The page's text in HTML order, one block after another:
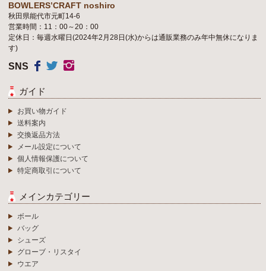
BOWLERS’CRAFT noshiro
秋田県能代市元町14-6
営業時間：11：00～20：00
定休日：毎週水曜日(2024年2月28日(水)からは通販業務のみ年中無休になりま
す)
SNS
ガイド
お買い物ガイド
送料案内
交換返品方法
メール設定について
個人情報保護について
特定商取引について
メインカテゴリー
ボール
バッグ
シューズ
グローブ・リスタイ
ウエア